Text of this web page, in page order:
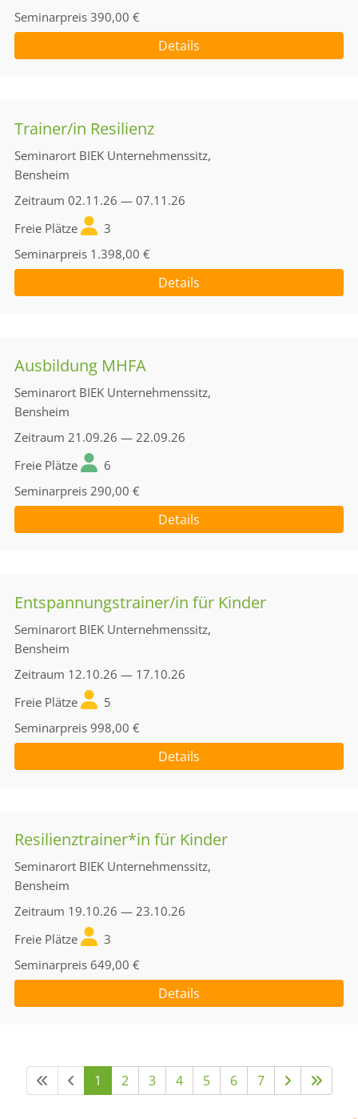
Seminarpreis 390,00 €
Details
Trainer/in Resilienz
Seminarort BIEK Unternehmenssitz,
Bensheim
Zeitraum 02.11.26 — 07.11.26
Freie Plätze
3
Seminarpreis 1.398,00 €
Details
Ausbildung MHFA
Seminarort BIEK Unternehmenssitz,
Bensheim
Zeitraum 21.09.26 — 22.09.26
Freie Plätze
6
Seminarpreis 290,00 €
Details
Entspannungstrainer/in für Kinder
Seminarort BIEK Unternehmenssitz,
Bensheim
Zeitraum 12.10.26 — 17.10.26
Freie Plätze
5
Seminarpreis 998,00 €
Details
Resilienztrainer*in für Kinder
Seminarort BIEK Unternehmenssitz,
Bensheim
Zeitraum 19.10.26 — 23.10.26
Freie Plätze
3
Seminarpreis 649,00 €
Details
1 2 3 4 5 6 7